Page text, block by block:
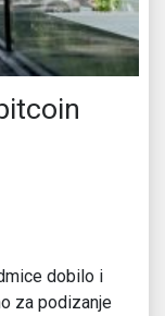
dobilo i
za podizanje